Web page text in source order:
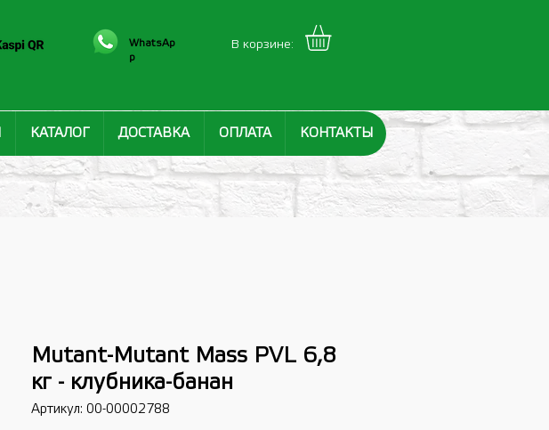
КАТАЛОГ ДОСТАВКА ОПЛАТА КОНТАКТЫ
WhatsAp
p
В корзине:
Mutant-Mutant Mass PVL 6,8
кг - клубника-банан
Артикул: 00-00002788